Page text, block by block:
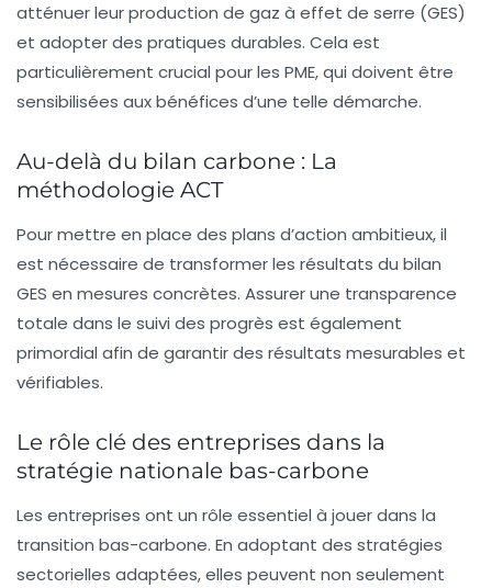
atténuer leur production de gaz à effet de serre (GES)
et adopter des pratiques durables. Cela est
particulièrement crucial pour les PME, qui doivent être
sensibilisées aux bénéfices d’une telle démarche.
Au-delà du bilan carbone : La
méthodologie ACT
Pour mettre en place des plans d’action ambitieux, il
est nécessaire de transformer les résultats du bilan
GES en mesures concrètes. Assurer une transparence
totale dans le suivi des progrès est également
primordial afin de garantir des résultats mesurables et
vérifiables.
Le rôle clé des entreprises dans la
stratégie nationale bas-carbone
Les entreprises ont un rôle essentiel à jouer dans la
transition bas-carbone. En adoptant des stratégies
sectorielles adaptées, elles peuvent non seulement